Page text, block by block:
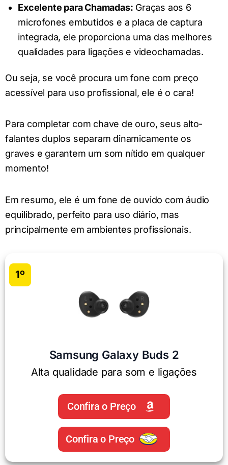
Excelente para Chamadas: Graças aos 6
microfones embutidos e a placa de captura
integrada, ele proporciona uma das melhores
qualidades para ligações e videochamadas.
Ou seja, se você procura um fone com preço
acessível para uso profissional, ele é o cara!
Para completar com chave de ouro, seus alto-
falantes duplos separam dinamicamente os
graves e garantem um som nítido em qualquer
momento!
Em resumo, ele é um fone de ouvido com áudio
equilibrado, perfeito para uso diário, mas
principalmente em ambientes profissionais.
1º
Samsung Galaxy Buds 2
Alta qualidade para som e ligações
Confira o Preço
Confira o Preço